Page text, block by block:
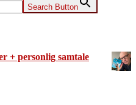
Search Button
+ personlig samtale